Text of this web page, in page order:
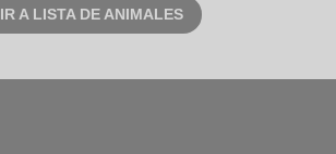
IR A LISTA DE ANIMALES